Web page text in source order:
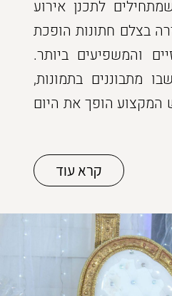
לתכנן אירוע
בצלם חתונות הופכת
והמשפיעים ביותר.
מתבוננים בתמונות,
הופך את היום
קרא עוד